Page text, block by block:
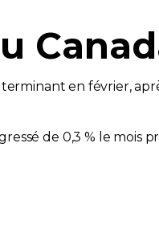
en février,
de 0,3 % le mois